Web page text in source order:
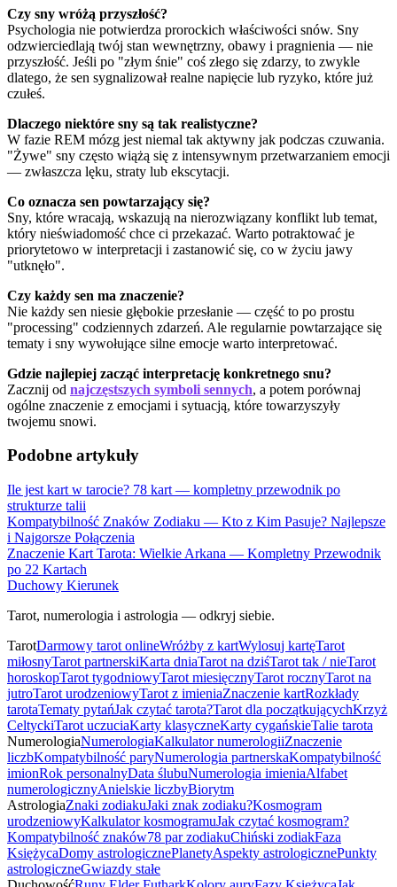
Czy sny wróżą przyszłość?
Psychologia nie potwierdza prorockich właściwości snów. Sny
odzwierciedlają twój stan wewnętrzny, obawy i pragnienia — nie
przyszłość. Jeśli po "złym śnie" coś złego się zdarzy, to zwykle
dlatego, że sen sygnalizował realne napięcie lub ryzyko, które już
czułeś.
Dlaczego niektóre sny są tak realistyczne?
W fazie REM mózg jest niemal tak aktywny jak podczas czuwania.
"Żywe" sny często wiążą się z intensywnym przetwarzaniem emocji
— zwłaszcza lęku, straty lub ekscytacji.
Co oznacza sen powtarzający się?
Sny, które wracają, wskazują na nierozwiązany konflikt lub temat,
który nieświadomość chce ci przekazać. Warto potraktować je
priorytetowo w interpretacji i zastanowić się, co w życiu jawy
"utknęło".
Czy każdy sen ma znaczenie?
Nie każdy sen niesie głębokie przesłanie — część to po prostu
"processing" codziennych zdarzeń. Ale regularnie powtarzające się
tematy i sny wywołujące silne emocje warto interpretować.
Gdzie najlepiej zacząć interpretację konkretnego snu?
Zacznij od najczęstszych symboli sennych, a potem porównaj
ogólne znaczenie z emocjami i sytuacją, które towarzyszyły
twojemu snowi.
Podobne artykuły
Ile jest kart w tarocie? 78 kart — kompletny przewodnik po
strukturze talii
Kompatybilność Znaków Zodiaku — Kto z Kim Pasuje? Najlepsze
i Najgorsze Połączenia
Znaczenie Kart Tarota: Wielkie Arkana — Kompletny Przewodnik
po 22 Kartach
Duchowy Kierunek
Tarot, numerologia i astrologia — odkryj siebie.
TarotDarmowy tarot onlineWróżby z kartWylosuj kartęTarot
miłosnyTarot partnerskiKarta dniaTarot na dziśTarot tak / nieTarot
horoskopTarot tygodniowyTarot miesięcznyTarot rocznyTarot na
jutroTarot urodzeniowyTarot z imieniaZnaczenie kartRozkłady
tarotaTematy pytańJak czytać tarota?Tarot dla początkującychKrzyż
CeltyckiTarot uczuciaKarty klasyczneKarty cygańskieTalie tarota
NumerologiaNumerologiaKalkulator numerologiiZnaczenie
liczbKompatybilność paryNumerologia partnerskaKompatybilność
imionRok personalnyData ślubuNumerologia imieniaAlfabet
numerologicznyAnielskie liczbyBiorytm
AstrologiaZnaki zodiakuJaki znak zodiaku?Kosmogram
urodzeniowyKalkulator kosmogramuJak czytać kosmogram?
Kompatybilność znaków78 par zodiakuChiński zodiakFaza
KsiężycaDomy astrologicznePlanetyAspekty astrologicznePunkty
astrologiczneGwiazdy stałe